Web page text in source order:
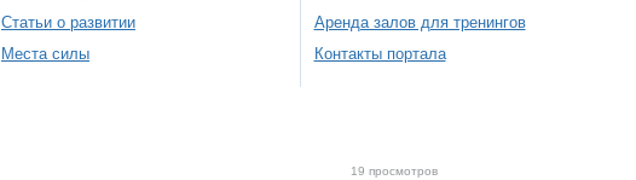
Статьи о развитии
Места силы
Аренда залов для тренингов
Контакты портала
19 просмотров